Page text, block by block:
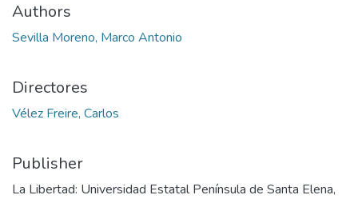
Authors
Sevilla Moreno, Marco Antonio
Directores
Vélez Freire, Carlos
Publisher
La Libertad: Universidad Estatal Península de Santa Elena,